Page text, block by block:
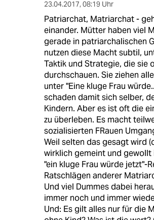
23.04.2017, 08:19 Uhr
Patriarchat, Matriarchat -
einander. Mütter haben viel
gerade in patriarchalischen
nutzen diese Macht subtil,
Taktik und Strategie, die sie
durchschauen. Sie ziehen
unter "Eine kluge Frau
schaden damit sich selber,
Kindern. Aber es ist oft die
zu überleben. Es macht
sozialisierten FRauen
Weil selten das gesagt wird
wirklich gemeint und gewollt
"ein kluge Frau würde jetzt"-
Ratschlägen anderer
Und viel Dummes dabei
immer noch und immer
Und: Es gilt alles nur für die